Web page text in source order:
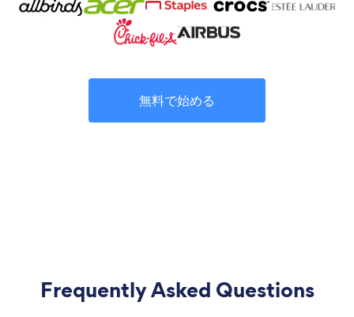
無料で始める
Frequently Asked Questions